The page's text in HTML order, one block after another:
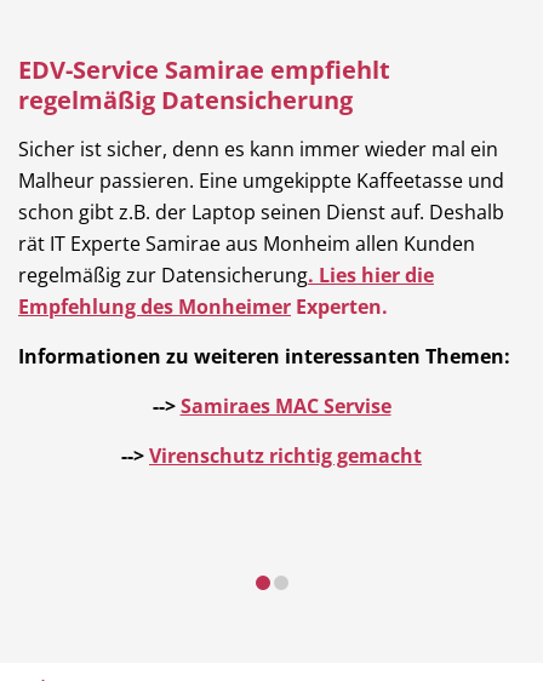
EDV-Service Samirae empfiehlt
regelmäßig Datensicherung
Sicher ist sicher, denn es kann immer wieder mal ein
Malheur passieren. Eine umgekippte Kaffeetasse und
schon gibt z.B. der Laptop seinen Dienst auf. Deshalb
rät IT Experte Samirae aus Monheim allen Kunden
regelmäßig zur Datensicherung. Lies hier die
Empfehlung des Monheimer Experten.
Informationen zu weiteren interessanten Themen:
-->Samiraes MAC Servise
-->Virenschutz richtig gemacht